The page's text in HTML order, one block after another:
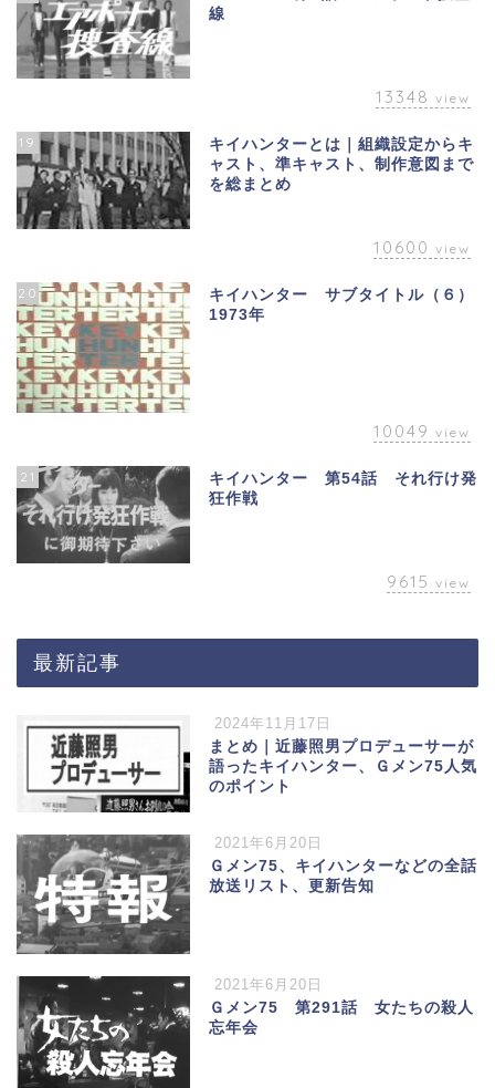
線
13348 view
19
キイハンターとは｜組織設定からキ
ャスト、準キャスト、制作意図まで
を総まとめ
10600 view
20
キイハンター サブタイトル（６）
1973年
10049 view
21
キイハンター 第54話 それ行け発
狂作戦
9615 view
最新記事
2024年11月17日
まとめ｜近藤照男プロデューサーが
語ったキイハンター、Ｇメン75人気
のポイント
2021年6月20日
Ｇメン75、キイハンターなどの全話
放送リスト、更新告知
2021年6月20日
Ｇメン75 第291話 女たちの殺人
忘年会